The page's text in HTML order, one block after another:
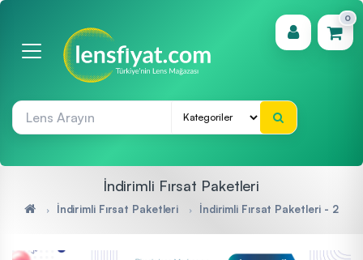
0
(0)
İndirimli Fırsat Paketleri
İndirimli Fırsat Paketleri İndirimli Fırsat Paketleri - 2